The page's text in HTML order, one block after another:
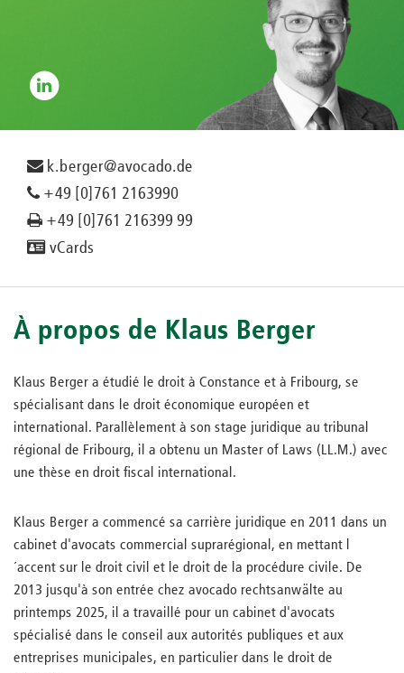
k.berger@avocado.de
+49 [0]761 2163990
+49 [0]761 216399 99
vCards
À propos de Klaus Berger
Klaus Berger a étudié le droit à Constance et à Fribourg, se
spécialisant dans le droit économique européen et
international. Parallèlement à son stage juridique au tribunal
régional de Fribourg, il a obtenu un Master of Laws (LL.M.) avec
une thèse en droit fiscal international.
Klaus Berger a commencé sa carrière juridique en 2011 dans un
cabinet d'avocats commercial suprarégional, en mettant l
´accent sur le droit civil et le droit de la procédure civile. De
2013 jusqu'à son entrée chez avocado rechtsanwälte au
printemps 2025, il a travaillé pour un cabinet d'avocats
spécialisé dans le conseil aux autorités publiques et aux
entreprises municipales, en particulier dans le droit de